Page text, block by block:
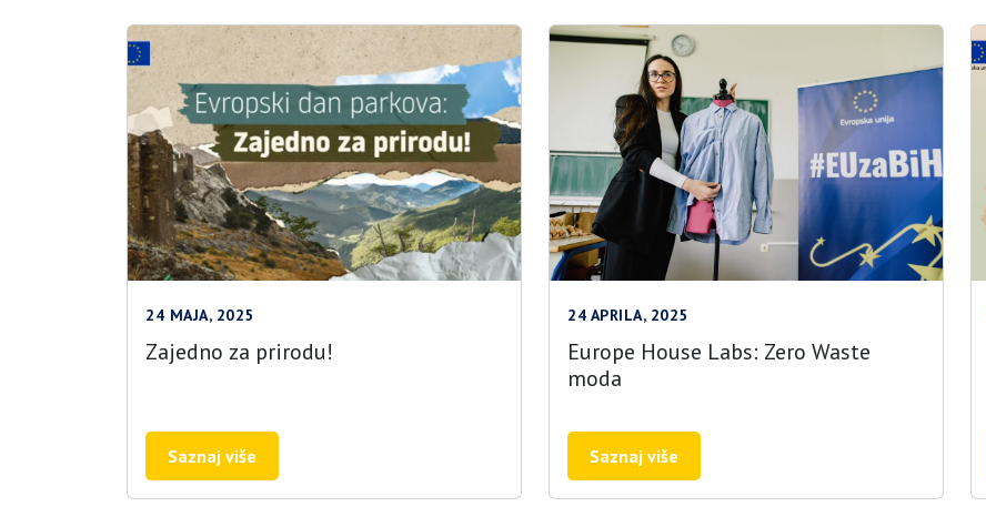
24 MAJA, 2025
Zajedno za prirodu!
Saznaj više
24 APRILA, 2025
Europe House Labs: Zero Waste
moda
Saznaj više